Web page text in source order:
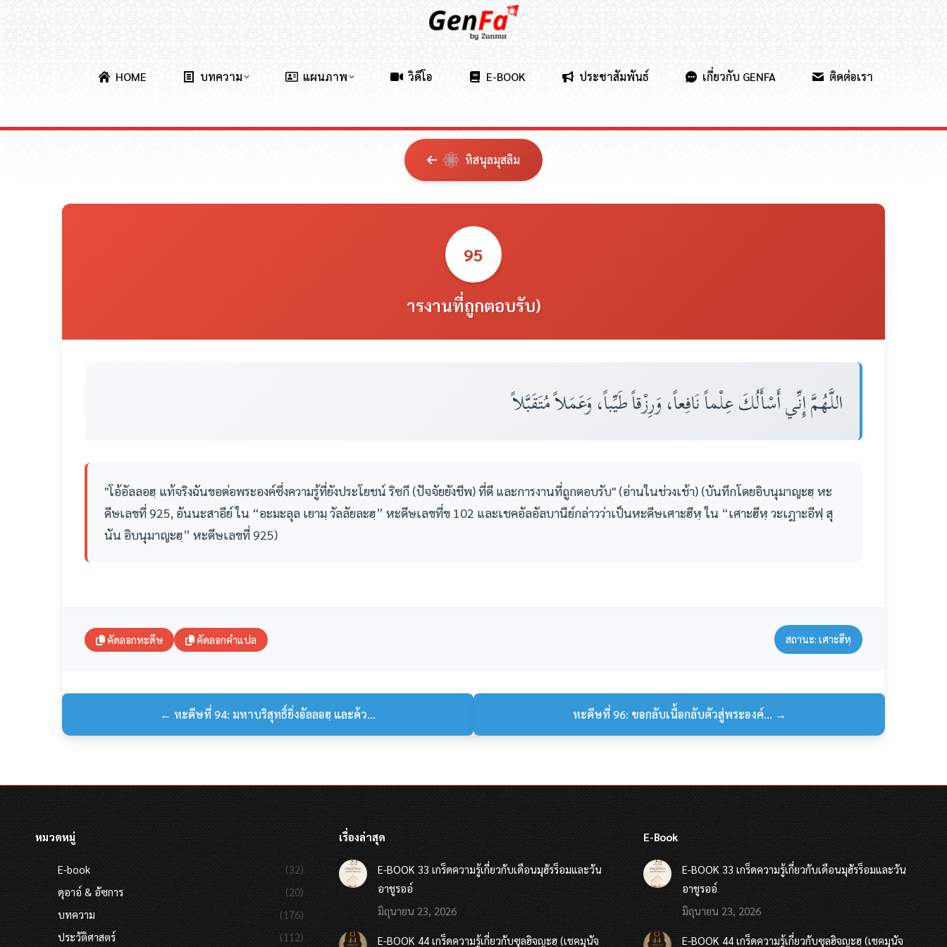
HOME บทความ แผนภาพ วิดีโอ E-BOOK ประชาสัมพันธ์ เกี่ยวกับ GENFA ติดต่อเรา
หิสนุลมุสลิม
95
ารงานที่ถูกตอบรับ)
اللَّهُمَّ إِنِّي أَسْأَلُكَ عِلْماً نَافِعاً، وَرِزْقاً طَيِّباً، وَعَمَلاً مُتَقَبَّلاً
"โอ้อัลลอฮฺ แท้จริงฉันขอต่อพระองค์ซึ่งความรู้ที่ยังประโยชน์ ริซกี (ปัจจัยยังชีพ) ที่ดี และการงานที่ถูกตอบรับ" (อ่านในช่วงเช้า) (บันทึกโดยอิบนุมาญะฮฺ หะ
ดีษเลขที่ 925, อันนะสาอีย์ ใน “อะมะลุล เยามฺ วัลลัยละฮฺ” หะดีษเลขที่ข 102 และเชคอัลอัลบานีย์กล่าวว่าเป็นหะดีษเศาะฮีหฺ ใน “เศาะฮีหฺ วะเฎาะอีฟฺ สุ
นัน อิบนุมาญะฮฺ” หะดีษเลขที่ 925)
คัดลอกหะดีษ คัดลอกคำแปล สถานะ: เศาะฮีหฺ
← หะดีษที่ 94: มหาบริสุทธิ์ยิ่งอัลลอฮฺ และด้ว... หะดีษที่ 96: ขอกลับเนื้อกลับตัวสู่พระองค์... →
หมวดหมู่
E-book
(32)
ดุอาอ์ & อัซการ
(20)
บทความ
(176)
ประวัติศาสตร์
(112)
เรื่องล่าสุด
E-BOOK 33 เกร็ดความรู้เกี่ยวกับเดือนมุฮัรร็อมและวัน
อาชูรออ์
มิถุนายน 23, 2026
E-BOOK 44 เกร็ดความรู้เกี่ยวกับซุลฮิจญะฮฺ (เชคมุนัจ
E-Book
E-BOOK 33 เกร็ดความรู้เกี่ยวกับเดือนมุฮัรร็อมและวัน
อาชูรออ์
มิถุนายน 23, 2026
E-BOOK 44 เกร็ดความรู้เกี่ยวกับซุลฮิจญะฮฺ (เชคมุนัจ